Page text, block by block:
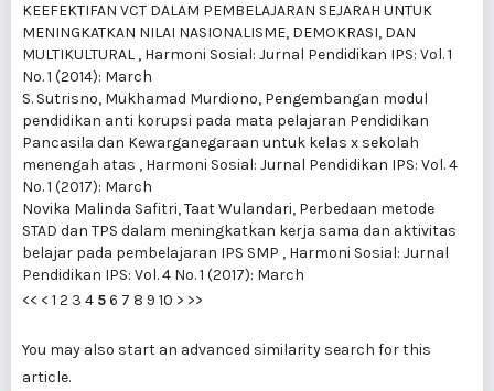
KEEFEKTIFAN VCT DALAM PEMBELAJARAN SEJARAH UNTUK
MENINGKATKAN NILAI NASIONALISME, DEMOKRASI, DAN
MULTIKULTURAL , Harmoni Sosial: Jurnal Pendidikan IPS: Vol. 1
No. 1 (2014): March
S. Sutrisno, Mukhamad Murdiono, Pengembangan modul
pendidikan anti korupsi pada mata pelajaran Pendidikan
Pancasila dan Kewarganegaraan untuk kelas x sekolah
menengah atas , Harmoni Sosial: Jurnal Pendidikan IPS: Vol. 4
No. 1 (2017): March
Novika Malinda Safitri, Taat Wulandari, Perbedaan metode
STAD dan TPS dalam meningkatkan kerja sama dan aktivitas
belajar pada pembelajaran IPS SMP , Harmoni Sosial: Jurnal
Pendidikan IPS: Vol. 4 No. 1 (2017): March
<< < 1 2 3 4 56 7 8 9 10 > >>
You may also start an advanced similarity search for this
article.